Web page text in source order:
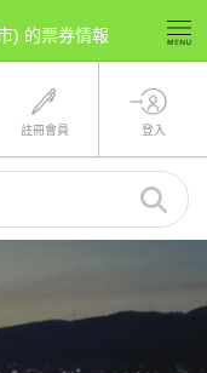
) 的票券情報
註冊會員 登入